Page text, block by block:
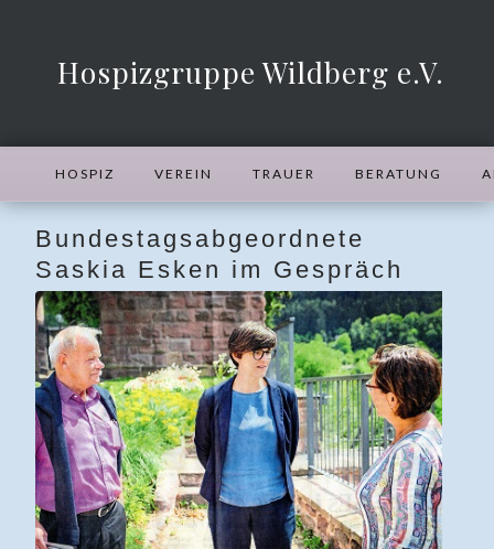
Hospizgruppe Wildberg e.V.
HOSPIZ VEREIN TRAUER BERATUNG
Bundestagsabgeordnete
Saskia Esken im Gespräch